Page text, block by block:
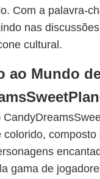
Com a palavra-
nas
cultural.
ao Mundo
colorido,
gama de